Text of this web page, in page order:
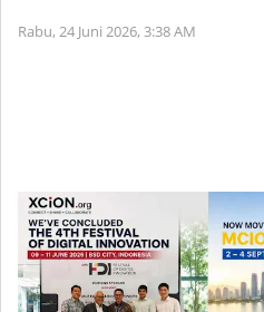
Rabu, 24 Juni 2026, 3:38 AM